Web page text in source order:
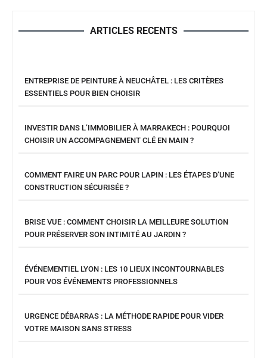
ARTICLES RECENTS
ENTREPRISE DE PEINTURE À NEUCHÂTEL : LES CRITÈRES
ESSENTIELS POUR BIEN CHOISIR
INVESTIR DANS L’IMMOBILIER À MARRAKECH : POURQUOI
CHOISIR UN ACCOMPAGNEMENT CLÉ EN MAIN ?
COMMENT FAIRE UN PARC POUR LAPIN : LES ÉTAPES D’UNE
CONSTRUCTION SÉCURISÉE ?
BRISE VUE : COMMENT CHOISIR LA MEILLEURE SOLUTION
POUR PRÉSERVER SON INTIMITÉ AU JARDIN ?
ÉVÉNEMENTIEL LYON : LES 10 LIEUX INCONTOURNABLES
POUR VOS ÉVÉNEMENTS PROFESSIONNELS
URGENCE DÉBARRAS : LA MÉTHODE RAPIDE POUR VIDER
VOTRE MAISON SANS STRESS